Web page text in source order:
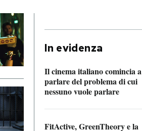
In evidenza
Il cinema italiano comincia a
parlare del problema di cui
nessuno vuole parlare
FitActive, GreenTheory e la